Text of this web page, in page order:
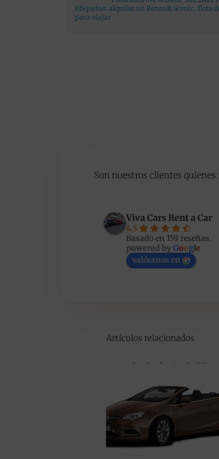
Etiquetas: alquilar un Renault Scenic, flota
para viajar
Son nuestros clientes
Viva Cars Rent a Car
4.5
Basado en 159 reseñas.
powered by Google
valóranos en
Artículos relacionados